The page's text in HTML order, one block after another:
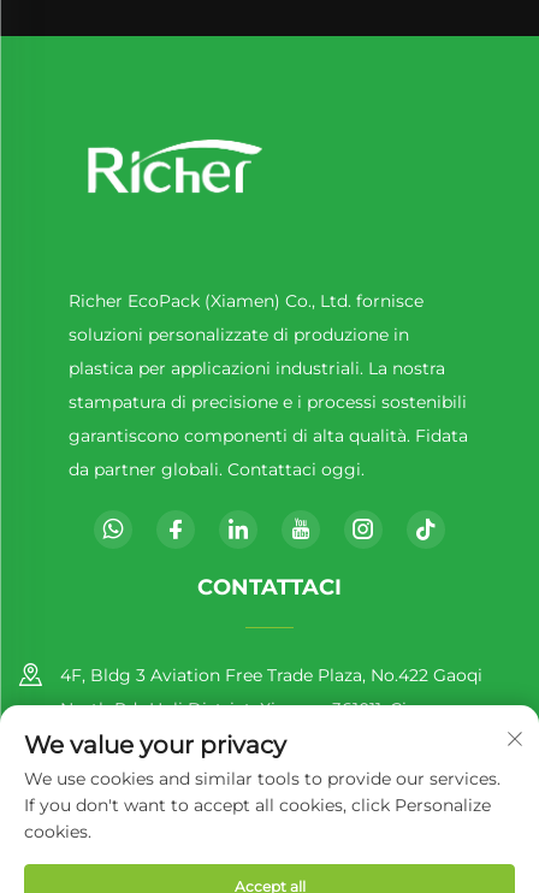
Richer EcoPack (Xiamen) Co., Ltd. fornisce
soluzioni personalizzate di produzione in
plastica per applicazioni industriali. La nostra
stampatura di precisione e i processi sostenibili
garantiscono componenti di alta qualità. Fidata
da partner globali. Contattaci oggi.
CONTATTACI
4F, Bldg 3 Aviation Free Trade Plaza, No.422 Gaoqi
North Rd., Huli District, Xiamen, 361011, Cina
+86-13860188777
[email protected]
We value your privacy
We use cookies and similar tools to provide our services.
If you don't want to accept all cookies, click Personalize
cookies.
Accept all